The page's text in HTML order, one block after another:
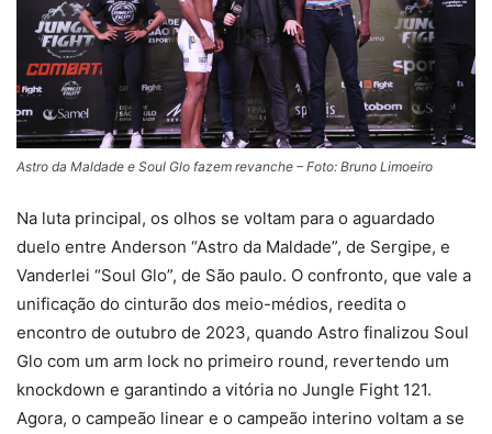
Astro da Maldade e Soul Glo fazem revanche – Foto: Bruno Limoeiro
Na luta principal, os olhos se voltam para o aguardado
duelo entre Anderson “Astro da Maldade”, de Sergipe, e
Vanderlei “Soul Glo”, de São paulo. O confronto, que vale a
unificação do cinturão dos meio-médios, reedita o
encontro de outubro de 2023, quando Astro finalizou Soul
Glo com um arm lock no primeiro round, revertendo um
knockdown e garantindo a vitória no Jungle Fight 121.
Agora, o campeão linear e o campeão interino voltam a se